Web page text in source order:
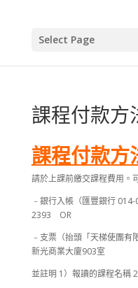
Select Page
課程付款方
課程付款方
請於上課前繳交課程費用。
﹣銀行入帳（匯豐銀行
2393 OR
﹣支票（抬頭「天梯使團
新光商業大廈903室
並註明 1）報讀的課程名稱